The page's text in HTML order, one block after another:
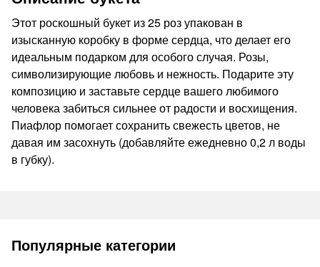
Этот роскошный букет из 25 роз упакован в
изысканную коробку в форме сердца, что делает его
идеальным подарком для особого случая. Розы,
символизирующие любовь и нежность. Подарите эту
композицию и заставьте сердце вашего любимого
человека забиться сильнее от радости и восхищения.
Пиафлор помогает сохранить свежесть цветов, не
давая им засохнуть (добавляйте ежедневно 0,2 л воды
в губку).
Популярные категории